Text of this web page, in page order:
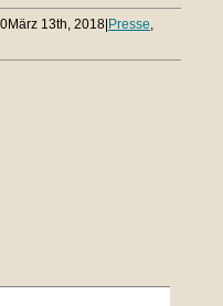
März 13th, 2018|Presse